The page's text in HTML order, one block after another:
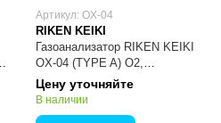
Артикул: OX-04
RIKEN KEIKI
Газоанализатор RIKEN KEIKI
OX-04 (TYPE A) O2,
портативный, определение
кислорода
Цену уточняйте
В наличии